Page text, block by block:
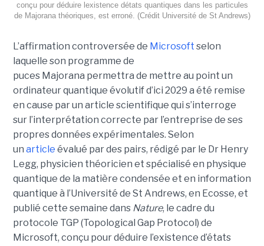
conçu pour déduire lexistence détats quantiques dans les particules
de Majorana théoriques, est erroné. (Crédit Université de St Andrews)
L’affirmation controversée de Microsoft selon
laquelle son programme de
puces Majorana permettra de mettre au point un
ordinateur quantique évolutif d’ici 2029 a été remise
en cause par un article scientifique qui s’interroge
sur l’interprétation correcte par l’entreprise de ses
propres données expérimentales. Selon
un article évalué par des pairs, rédigé par le Dr Henry
Legg, physicien théoricien et spécialisé en physique
quantique de la matière condensée et en information
quantique à l’Université de St Andrews, en Ecosse, et
publié cette semaine dans Nature, le cadre du
protocole TGP (Topological Gap Protocol) de
Microsoft, conçu pour déduire l’existence d’états